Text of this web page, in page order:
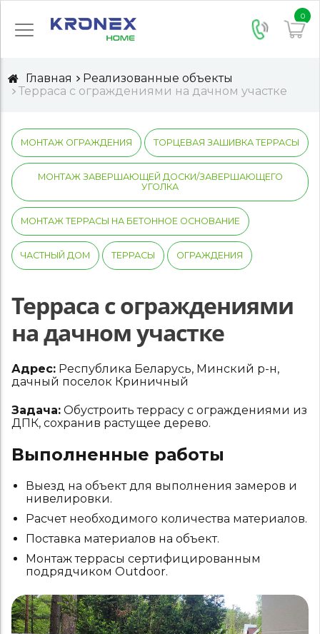
0
Главная
Реализованные объекты
Терраса с ограждениями на дачном участке
МОНТАЖ ОГРАЖДЕНИЯ ТОРЦЕВАЯ ЗАШИВКА ТЕРРАСЫ
МОНТАЖ ЗАВЕРШАЮЩЕЙ ДОСКИ/ЗАВЕРШАЮЩЕГО
УГОЛКА
МОНТАЖ ТЕРРАСЫ НА БЕТОННОЕ ОСНОВАНИЕ
ЧАСТНЫЙ ДОМ ТЕРРАСЫ ОГРАЖДЕНИЯ
Терраса с ограждениями
на дачном участке
Адрес: Республика Беларусь, Минский р-н,
дачный поселок Криничный
Задача: Обустроить террасу с ограждениями из
ДПК, сохранив растущее дерево.
Выполненные работы
Выезд на объект для выполнения замеров и
нивелировки.
Расчет необходимого количества материалов.
Поставка материалов на объект.
Монтаж террасы сертифицированным
подрядчиком Outdoor.